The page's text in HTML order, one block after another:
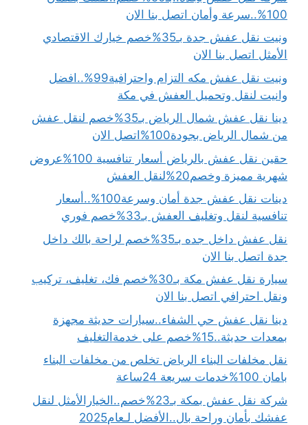
100%..سرعة وأمان اتصل بنا الان
ونيت نقل عفش جدة بـ35%خصم خيارك الاقتصادي
الأمثل اتصل بنا الان
ونيت نقل عفش مكه التزام واحترافية99%..افضل
وانيت لنقل وتحميل العفش في مكة
دينا نقل عفش شمال الرياض بـ35%خصم لنقل عفش
من شمال الرياض بجودة100%اتصل الان
حقين نقل عفش بالرياض أسعار تنافسية 100%عروض
شهرية مميزة وخصم20%لنقل العفش
دينات نقل عفش جدة أمان وسرعة100%..أسعار
تنافسية لنقل وتغليف العفش بـ33%خصم فوري
نقل عفش داخل جده بـ35%خصم لراحة بالك داخل
جدة اتصل بنا الان
سيارة نقل عفش مكة بـ30%خصم فك، تغليف، تركيب
ونقل احترافي اتصل بنا الان
دينا نقل عفش حي الشفاء..سيارات حديثة مجهزة
بمعدات حديثة..15%خصم على خدمةالتغليف
نقل مخلفات البناء الرياض تخلص من مخلفات البناء
بامان 100%خدمات سريعة 24ساعة
شركة نقل عفش بمكة بـ23%خصم..الخيارالأمثل لنقل
عفشك بأمان وراحة بال..الأفضل لـعام2025